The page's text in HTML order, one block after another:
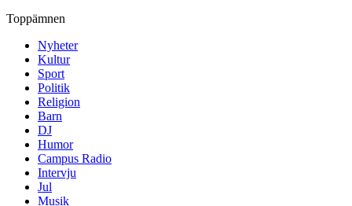
Toppämnen
Nyheter
Kultur
Sport
Politik
Religion
Barn
DJ
Humor
Campus Radio
Intervju
Jul
Musik